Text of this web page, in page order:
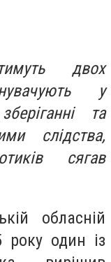
двох
у
та
слідства,
сягав
обласній
року один із